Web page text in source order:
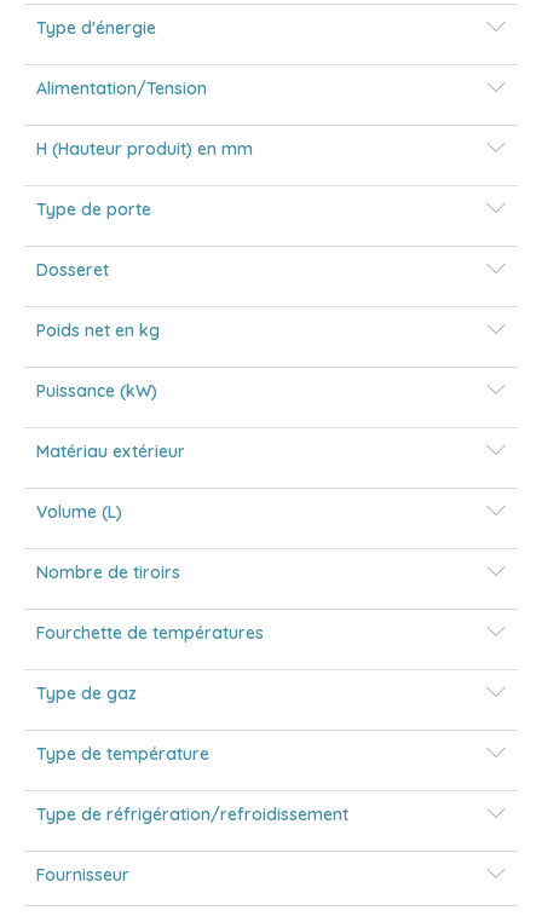
Type d'énergie
Alimentation/Tension
H (Hauteur produit) en mm
Type de porte
Dosseret
Poids net en kg
Puissance (kW)
Matériau extérieur
Volume (L)
Nombre de tiroirs
Fourchette de températures
Type de gaz
Type de température
Type de réfrigération/refroidissement
Fournisseur